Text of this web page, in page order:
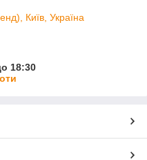
Київ, Україна
18:30